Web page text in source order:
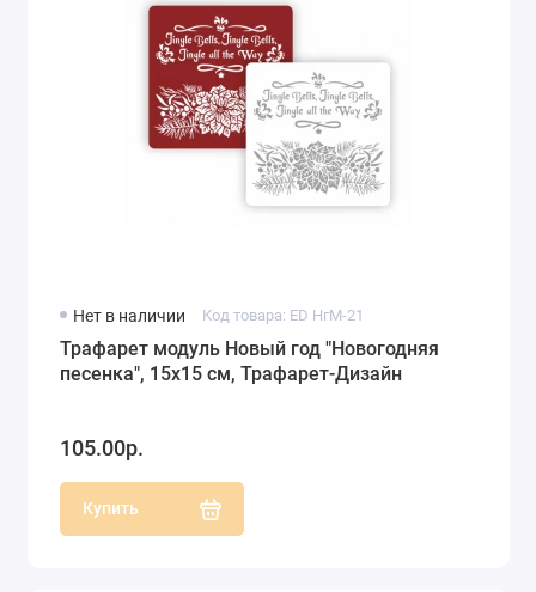
Нет в наличии Код товара: ED НгМ-21
Трафарет модуль Новый год "Новогодняя
песенка", 15х15 см, Трафарет-Дизайн
105.00р.
Купить